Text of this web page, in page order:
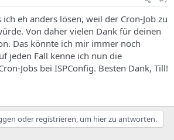
ich eh anders lösen, weil der Cron-Job zu
Von daher vielen Dank für deinen
Das könnte ich mir immer noch
jeden Fall kenne ich nun die
Jobs bei ISPConfig. Besten Dank, Till!
oder registrieren, um hier zu antworten.